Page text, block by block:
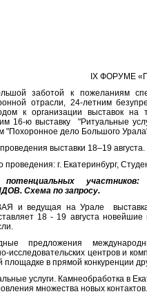
IХ ФОРУМЕ
заботой к пожеланиям
отрасли, 24-летним
к организации выставок
16-ю выставку "Ритуальные
"Похоронное дело Большого
выставки 18–19 августа.
проведения: г. Екатеринбург,
Схема по запросу.
и ведущая на Урале выставка
18 - 19 августа новейшие
предложения
исследовательских центров и
площадке в прямой конкуренции
услуги. Камнеобработка в
множества новых контактов.